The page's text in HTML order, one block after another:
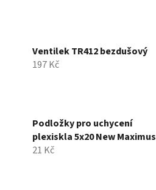
Ventilek TR412 bezdušový
197 Kč
Podložky pro uchycení
plexiskla 5x20 New Maximus
21 Kč